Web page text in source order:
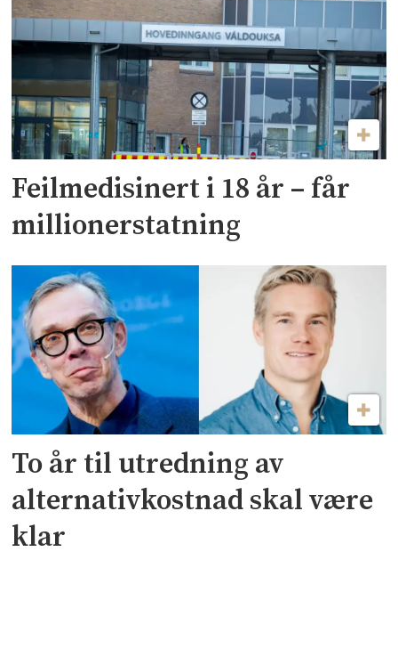
Feilmedisinert i 18 år – får
millionerstatning
To år til utredning av
alternativkostnad skal være
klar